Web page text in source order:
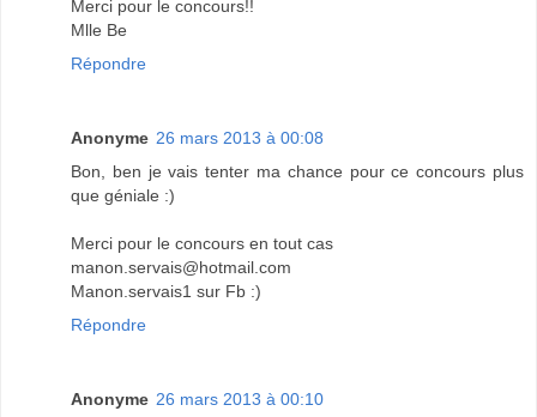
Merci pour le concours!!
Mlle Be
Répondre
Anonyme 26 mars 2013 à 00:08
Bon, ben je vais tenter ma chance pour ce concours plus
que géniale :)
Merci pour le concours en tout cas
manon.servais@hotmail.com
Manon.servais1 sur Fb :)
Répondre
Anonyme 26 mars 2013 à 00:10